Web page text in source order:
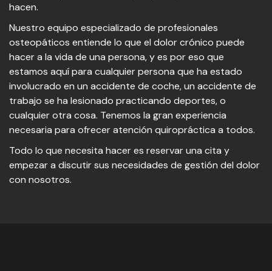
hacen.
Nuestro equipo especializado de profesionales
osteopáticos entiende lo que el dolor crónico puede
hacer a la vida de una persona, y es por eso que
estamos aquí para cualquier persona que ha estado
involucrado en un accidente de coche, un accidente de
trabajo se ha lesionado practicando deportes, o
cualquier otra cosa. Tenemos la gran experiencia
necesaria para ofrecer atención quiropráctica a todos.
Todo lo que necesita hacer es reservar una cita y
empezar a discutir sus necesidades de gestión del dolor
con nosotros.